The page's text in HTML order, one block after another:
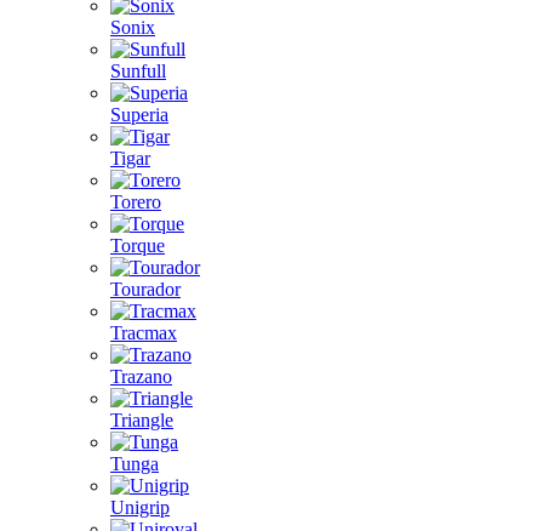
Sonix
Sunfull
Superia
Tigar
Torero
Torque
Tourador
Tracmax
Trazano
Triangle
Tunga
Unigrip